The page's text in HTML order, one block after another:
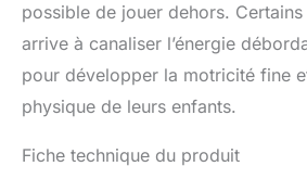
possible de jouer dehors.
arrive à canaliser l’énergie
pour développer la motricité fine
physique de leurs enfants.
Fiche technique du produit